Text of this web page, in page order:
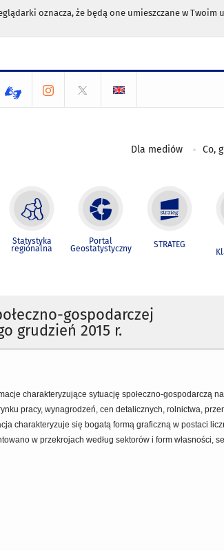
oznacza, że będą one umieszczane w
Dla mediów Co,
Statystyka
regionalna
Portal
Geostatystyczny STRATEG
gospodarczej
grudzień 2015 r.
charakteryzujące sytuację społeczno-gospodarczą
pracy, wynagrodzeń, cen detalicznych, rolnictwa,
charakteryzuje się bogatą formą graficzną w postaci
w przekrojach według sektorów i form własności,